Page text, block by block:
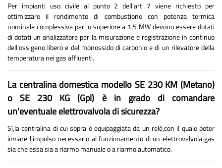
Per impianti uso civile al punto 2 dell'art 7 viene richiesto per
ottimizzare il rendimento di combustione con potenza termica
nominale complessiva pari o superiore a 1,5 MW devono essere dotati
di dotati un analizzatore per la misurazione e registrazione in continuo
dell'ossigeno libero e del monossido di carbonio e di un rilevatore della
temperatura nei gas affluenti.
La centralina domestica modello SE 230 KM (Metano)
o SE 230 KG (Gpl) è in grado di comandare
un'eventuale elettrovalvola di sicurezza?
Sì,la centralina di cui sopra è equipaggiata da un relè,con il quale poter
inviare l'impulso necessario al funzionamento di un elettrovalvola gas
sia che essa sia a riarmo manuale o a riarmo automatico.